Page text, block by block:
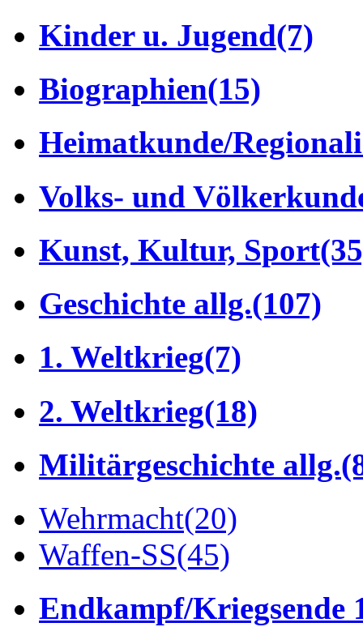
Kinder u. Jugend(7)
Biographien(15)
Heimatkunde/
Volks- und
Kunst, Kultur, Sport
Geschichte allg.(107)
1. Weltkrieg(7)
2. Weltkrieg(18)
Militärgeschichte allg.
Wehrmacht(20)
Waffen-SS(45)
Endkampf/Kriegsende